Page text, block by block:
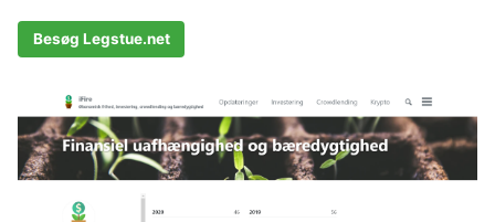
Besøg Legstue.net